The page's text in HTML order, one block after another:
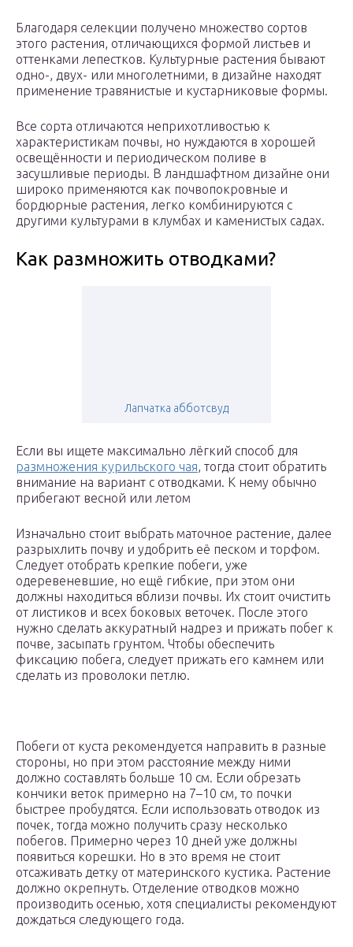
Благодаря селекции получено множество сортов
этого растения, отличающихся формой листьев и
оттенками лепестков. Культурные растения бывают
одно-, двух- или многолетними, в дизайне находят
применение травянистые и кустарниковые формы.
Все сорта отличаются неприхотливостью к
характеристикам почвы, но нуждаются в хорошей
освещённости и периодическом поливе в
засушливые периоды. В ландшафтном дизайне они
широко применяются как почвопокровные и
бордюрные растения, легко комбинируются с
другими культурами в клумбах и каменистых садах.
Как размножить отводками?
Лапчатка абботсвуд
Если вы ищете максимально лёгкий способ для
размножения курильского чая, тогда стоит обратить
внимание на вариант с отводками. К нему обычно
прибегают весной или летом
Изначально стоит выбрать маточное растение, далее
разрыхлить почву и удобрить её песком и торфом.
Следует отобрать крепкие побеги, уже
одеревеневшие, но ещё гибкие, при этом они
должны находиться вблизи почвы. Их стоит очистить
от листиков и всех боковых веточек. После этого
нужно сделать аккуратный надрез и прижать побег к
почве, засыпать грунтом. Чтобы обеспечить
фиксацию побега, следует прижать его камнем или
сделать из проволоки петлю.
Побеги от куста рекомендуется направить в разные
стороны, но при этом расстояние между ними
должно составлять больше 10 см. Если обрезать
кончики веток примерно на 7–10 см, то почки
быстрее пробудятся. Если использовать отводок из
почек, тогда можно получить сразу несколько
побегов. Примерно через 10 дней уже должны
появиться корешки. Но в это время не стоит
отсаживать детку от материнского кустика. Растение
должно окрепнуть. Отделение отводков можно
производить осенью, хотя специалисты рекомендуют
дождаться следующего года.